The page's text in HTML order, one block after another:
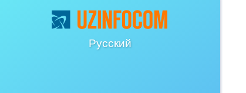
Русский